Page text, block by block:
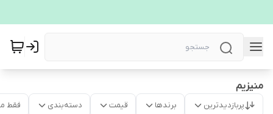
منیزیم
پربازدیدترین برندها قیمت دسته‌بندی فقط